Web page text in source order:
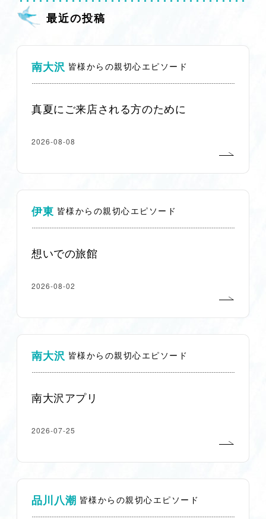
最近の投稿
南大沢 皆様からの親切心エピソード
真夏にご来店される方のために
2026-08-08
伊東 皆様からの親切心エピソード
想いでの旅館
2026-08-02
南大沢 皆様からの親切心エピソード
南大沢アプリ
2026-07-25
品川八潮 皆様からの親切心エピソード